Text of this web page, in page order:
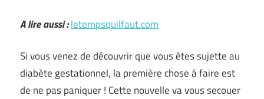
A lire aussi :letempsquilfaut.com
Si vous venez de découvrir que vous êtes sujette au
diabète gestationnel, la première chose à faire est
de ne pas paniquer ! Cette nouvelle va vous secouer